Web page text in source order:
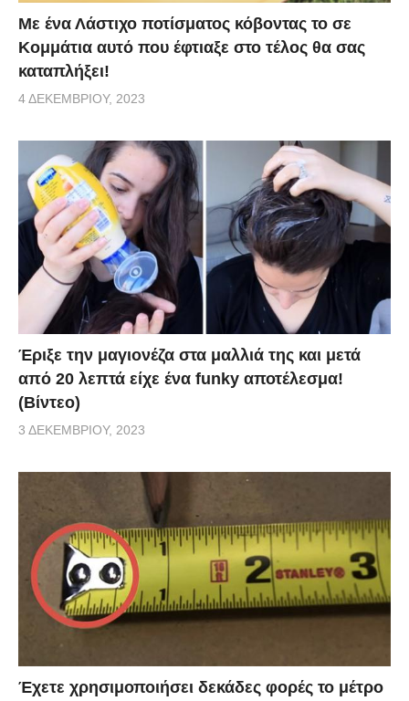
Με ένα Λάστιχο ποτίσματος κόβοντας το σε
Κομμάτια αυτό που έφτιαξε στο τέλος θα σας
καταπλήξει!
4 ΔΕΚΕΜΒΡΊΟΥ, 2023
Έριξε την μαγιονέζα στα μαλλιά της και μετά
από 20 λεπτά είχε ένα funky αποτέλεσμα!
(Βίντεο)
3 ΔΕΚΕΜΒΡΊΟΥ, 2023
Έχετε χρησιμοποιήσει δεκάδες φορές το μέτρο